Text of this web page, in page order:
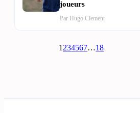
joueurs
Par Hugo Clement
1 234567…18